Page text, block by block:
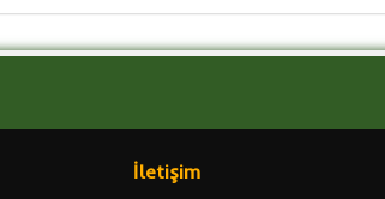
İletişim